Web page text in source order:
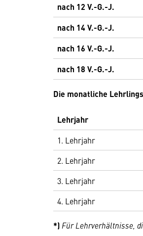
nach 12 V.-G.-J.
nach 14 V.-G.-J.
nach 16 V.-G.-J.
nach 18 V.-G.-J.
Die monatliche
Lehrjahr
1. Lehrjahr
2. Lehrjahr
3. Lehrjahr
4. Lehrjahr
*) Für Lehrverhältnisse,